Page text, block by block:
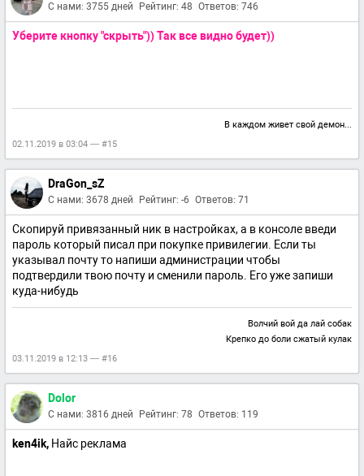
С нами: 3755 дней Рейтинг: 48 Ответов: 746
Уберите кнопку "скрыть")) Так все видно будет))
В каждом живет свой демон...
02.11.2019 в 03:04 — #15
DraGon_sZ
С нами: 3678 дней Рейтинг: -6 Ответов: 71
Скопируй привязанный ник в настройках, а в консоле введи
пароль который писал при покупке привилегии. Если ты
указывал почту то напиши администрации чтобы
подтвердили твою почту и сменили пароль. Его уже запиши
куда-нибудь
Волчий вой да лай собак
Крепко до боли сжатый кулак
03.11.2019 в 12:13 — #16
Dolor
С нами: 3816 дней Рейтинг: 78 Ответов: 119
ken4ik, Найс реклама